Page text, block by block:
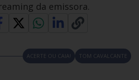
da emissora.
ACERTE OU CAIA! TOM CAVALCANTE